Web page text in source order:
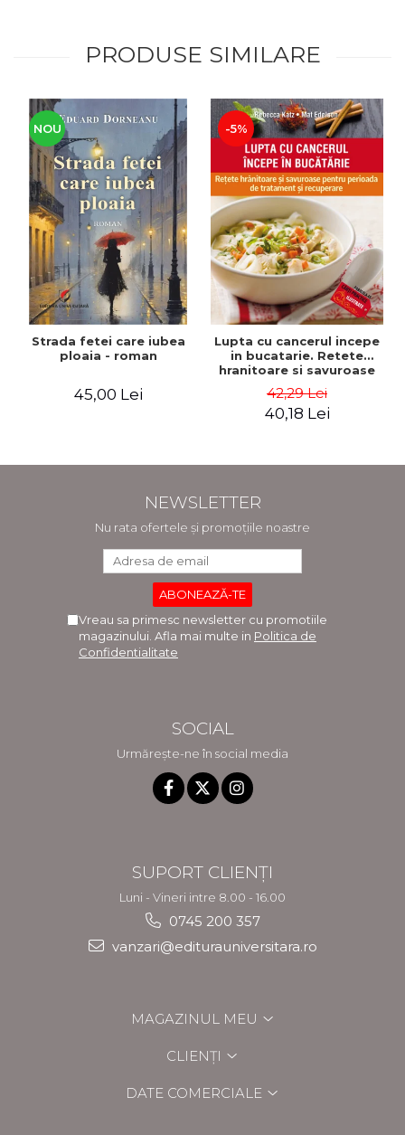
PRODUSE SIMILARE
NOU
Strada fetei care iubea
ploaia - roman
45,00 Lei
-5%
Lupta cu cancerul incepe
in bucatarie. Retete
hranitoare si savuroase
pentru perioada de
tratament si recuperare -
Rebecca Katz, Mat
42,29 Lei
40,18 Lei
NEWSLETTER
Nu rata ofertele și promoțiile noastre
Vreau sa primesc newsletter cu promotiile
magazinului. Afla mai multe in Politica de
Confidentialitate
SOCIAL
Urmărește-ne în social media
SUPORT CLIENȚI
Luni - Vineri intre 8.00 - 16.00
0745 200 357
vanzari@editurauniversitara.ro
MAGAZINUL MEU
CLIENȚI
DATE COMERCIALE